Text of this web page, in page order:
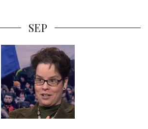
SEP